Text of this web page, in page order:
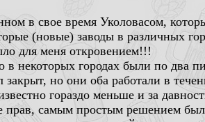
в свое время Уколовасом,
(новые) заводы в различных
для меня откровением!!!
некоторых городах были по два
но они оба работали в
гораздо меньше и за
прав, самым простым решением